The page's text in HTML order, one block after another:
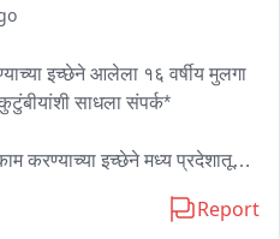
इच्छेने आलेला १६ वर्षीय मुलगा
साधला संपर्क*
करण्याच्या इच्छेने मध्य प्रदेशातून
परिसरात एक बेवारस मुलगा Report